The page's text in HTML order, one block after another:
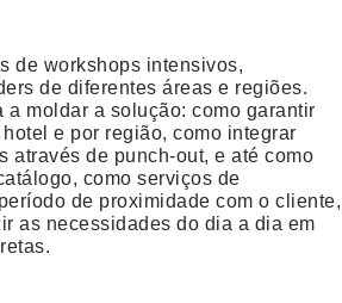
de workshops intensivos,
de diferentes áreas e regiões.
a moldar a solução: como garantir
e por região, como integrar
através de punch-out, e até como
como serviços de
de proximidade com o cliente,
as necessidades do dia a dia em